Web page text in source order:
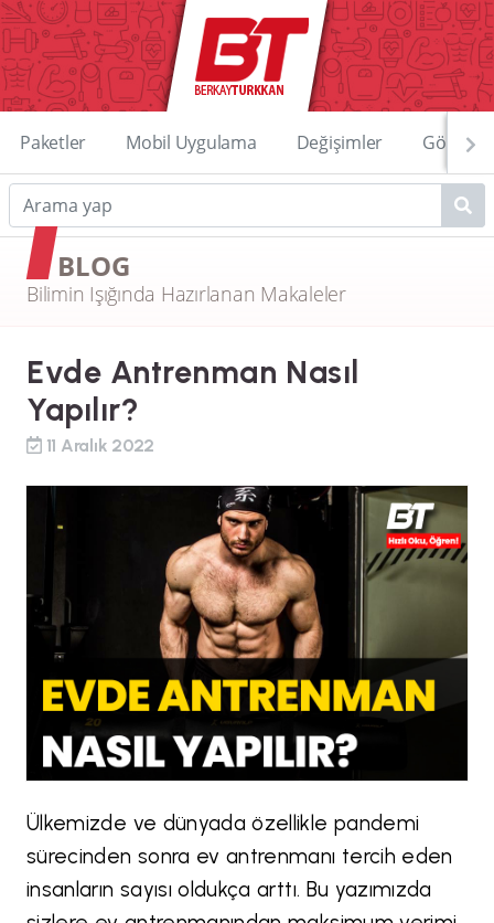
Paketler Mobil Uygulama Değişimler
BLOG
Bilimin Işığında Hazırlanan Makaleler
Evde Antrenman Nasıl
Yapılır?
11 Aralık 2022
Ülkemizde ve dünyada özellikle pandemi
sürecinden sonra ev antrenmanı tercih eden
insanların sayısı oldukça arttı. Bu yazımızda